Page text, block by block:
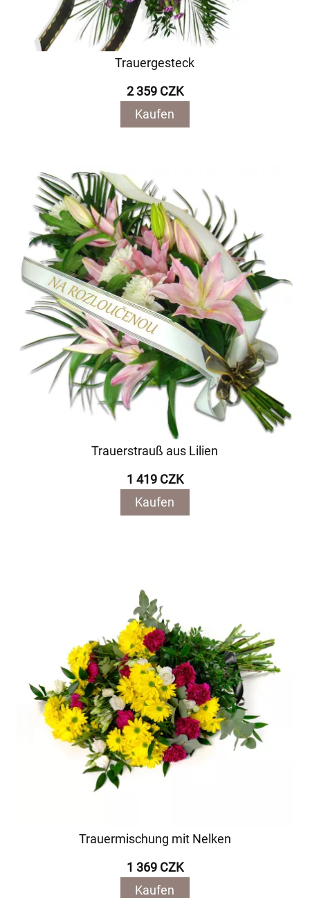
Trauergesteck
2 359 CZK
Kaufen
Trauerstrauß aus Lilien
1 419 CZK
Kaufen
Trauermischung mit Nelken
1 369 CZK
Kaufen